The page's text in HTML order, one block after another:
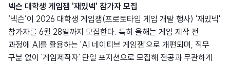
넥슨 대학생 게임잼 '재밌넥' 참가자 모집
‘넥슨’이 2026 대학생 게임잼(프로토타입 게임 개발 행사) '재밌넥'
참가자를 6월 28일까지 모집한다. 특히 올해는 게임 제작 전
과정에 AI를 활용하는 'AI 네이티브 게임잼'으로 개편되며, 직무
구분 없이 '게임제작자' 단일 포지션으로 모집해 전공과 무관하게